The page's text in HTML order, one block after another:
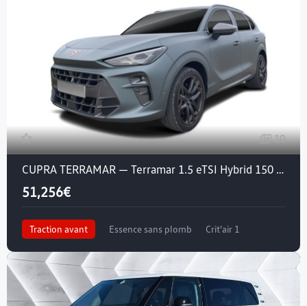
10
CUPRA TERRAMAR — Terramar 1.5 eTSI Hybrid 150 ch DSG7
51,256€
Traction avant Essence sans plomb Crit'air 1